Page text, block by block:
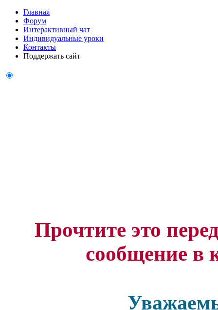
Главная
Форум
Интерактивный чат
Индивидуальные уроки
Контакты
Поддержать сайт
Прочтите это
сообщение в